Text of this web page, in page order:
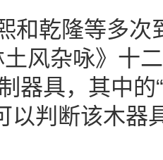
和乾隆等多次
风杂咏》十
器具，其中
以判断该木器